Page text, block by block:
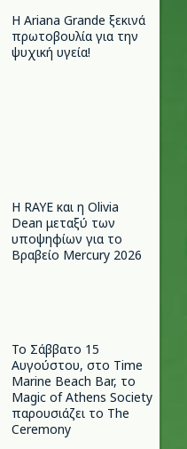
Η Ariana Grande ξεκινά
πρωτοβουλία για την
ψυχική υγεία!
Η RAYE και η Olivia
Dean μεταξύ των
υποψηφίων για το
Βραβείο Mercury 2026
Το Σάββατο 15
Αυγούστου, στο Time
Marine Beach Bar, το
Magic of Athens Society
παρουσιάζει το The
Ceremony